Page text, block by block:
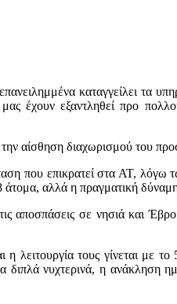
καταγγείλει τα
έχουν εξαντληθεί προ
αίσθηση διαχωρισμού του
που επικρατεί στα ΑΤ, λόγω
αλλά η πραγματική δύναμη
αποσπάσεις σε νησιά και
λειτουργία τους γίνεται με
διπλά νυχτερινά, η